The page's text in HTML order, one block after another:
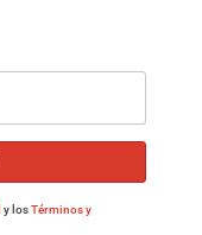
y losTérminos y